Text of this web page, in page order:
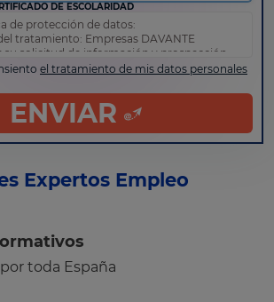
DE ESCOLARIDAD
de protección de datos:
tratamiento: Empresas DAVANTE
su solicitud de información y prospección
rectificar y suprimir sus datos, así
tal y como se explica en nuestrapolítica
el tratamiento de mis datos personales
ENVIAR
Expertos Empleo
toda España